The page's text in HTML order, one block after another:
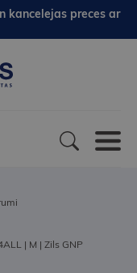
kancelejas preces ar
| M | Zils GNP